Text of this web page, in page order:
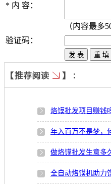
* 内 容：
（内容最多
验证码：
烙馍批发项目赚钱
年入百万不是梦，
做烙馍批发生意多
全自动烙馍机助力